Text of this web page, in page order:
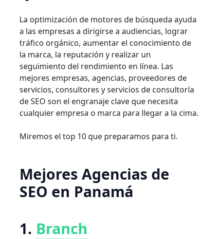
La optimización de motores de búsqueda ayuda
a las empresas a dirigirse a audiencias, lograr
tráfico orgánico, aumentar el conocimiento de
la marca, la reputación y realizar un
seguimiento del rendimiento en línea. Las
mejores empresas, agencias, proveedores de
servicios, consultores y servicios de consultoría
de SEO son el engranaje clave que necesita
cualquier empresa o marca para llegar a la cima.
Miremos el top 10 que preparamos para ti.
Mejores Agencias de
SEO en Panamá
1. Branch